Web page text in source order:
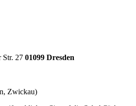
Str. 27 01099 Dresden
Zwickau)